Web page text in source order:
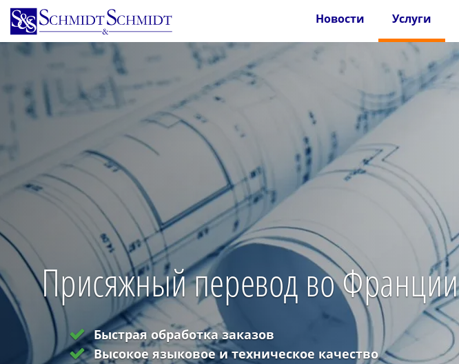
Перейти
основному
содержанию
Новости Услуги
Присяжный перевод во Франции
Быстрая обработка заказов
Высокое языковое и техническое качество